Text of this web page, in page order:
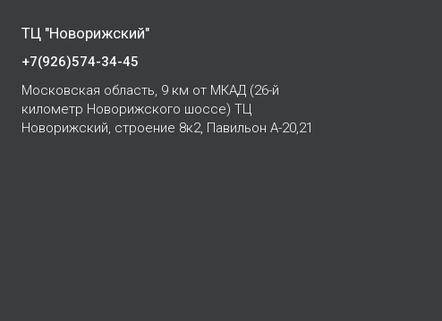
ТЦ "Новорижский"
+7(926)574-34-45
Московская область, 9 км от МКАД (26-й
километр Новорижского шоссе) ТЦ
Новорижский, строение 8к2, Павильон А-20,21